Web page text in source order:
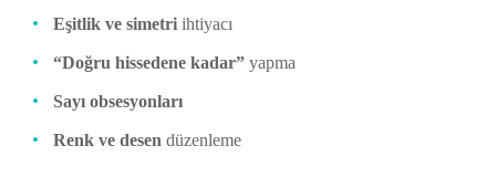
Eşitlik ve simetri ihtiyacı
“Doğru hissedene kadar” yapma
Sayı obsesyonları
Renk ve desen düzenleme